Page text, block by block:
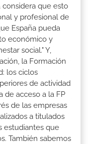
considera que esto
y profesional de
España pueda
económico y
social." Y,
la Formación
los ciclos
de actividad
de acceso a la FP
de las empresas
a titulados
estudiantes que
También sabemos